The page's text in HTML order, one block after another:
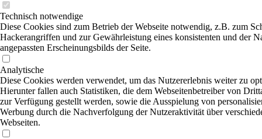
Technisch notwendige
Diese Cookies sind zum Betrieb der Webseite notwendig, z.B. zum
Hackerangriffen und zur Gewährleistung eines konsistenten und der
angepassten Erscheinungsbilds der Seite.
Analytische
Diese Cookies werden verwendet, um das Nutzererlebnis weiter zu
Hierunter fallen auch Statistiken, die dem Webseitenbetreiber von
zur Verfügung gestellt werden, sowie die Ausspielung von
Werbung durch die Nachverfolgung der Nutzeraktivität über
Webseiten.